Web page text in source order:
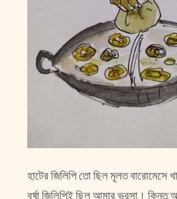
হাটের জিলিপি তো ছিল মূলত বারোমেসে
বর্ষা জিলিপিই ছিল আমার ভরসা।